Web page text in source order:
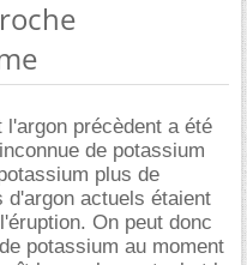
précèdent a été
de potassium
plus de
d'argon actuels étaient
On peut donc
potassium au moment